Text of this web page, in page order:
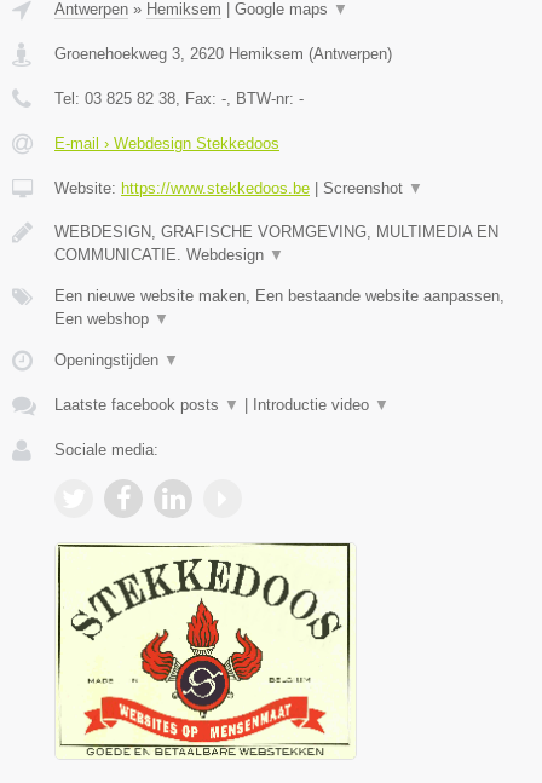
Antwerpen » Hemiksem | Google maps ▼
Groenehoekweg 3 2620 Hemiksem (Antwerpen)
Tel: 03 825 82 38 , Fax: - , BTW-nr: -
E-mail › Webdesign Stekkedoos
Website: https://www.stekkedoos.be | Screenshot ▼
WEBDESIGN, GRAFISCHE VORMGEVING, MULTIMEDIA EN
COMMUNICATIE. Webdesign ▼
Een nieuwe website maken, Een bestaande website aanpassen,
Een webshop ▼
Openingstijden ▼
Laatste facebook posts ▼ | Introductie video ▼
Sociale media: